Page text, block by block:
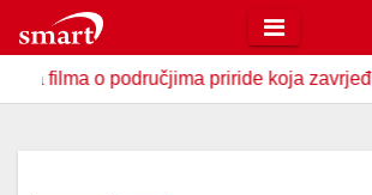
to
content
o područjima priride koja zavrjeđuju